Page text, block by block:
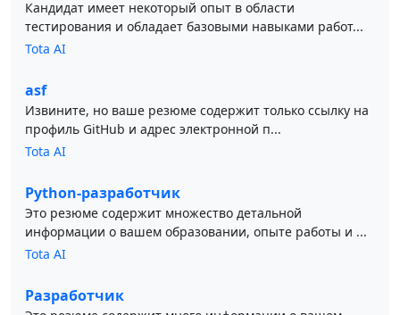
Кандидат имеет некоторый опыт в области
тестирования и обладает базовыми навыками работ...
Tota AI
asf
Извините, но ваше резюме содержит только ссылку на
профиль GitHub и адрес электронной п...
Tota AI
Python-разработчик
Это резюме содержит множество детальной
информации о вашем образовании, опыте работы и ...
Tota AI
Разработчик